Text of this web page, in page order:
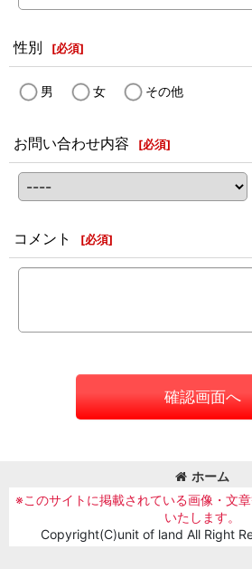
性別 [必須]
男 女 その他
お問い合わせ内容 [必須]
コメント [必須]
確認画面へ
ホーム
※このサイトに掲載されている画像・文
いたします。
Copyright(C)unit of land All Right